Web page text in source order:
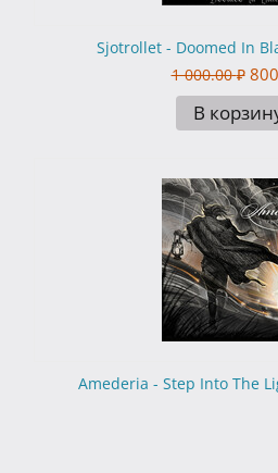
Sjotrollet - Doomed In
1 000.00 ₽
В
Amederia - Step Into The